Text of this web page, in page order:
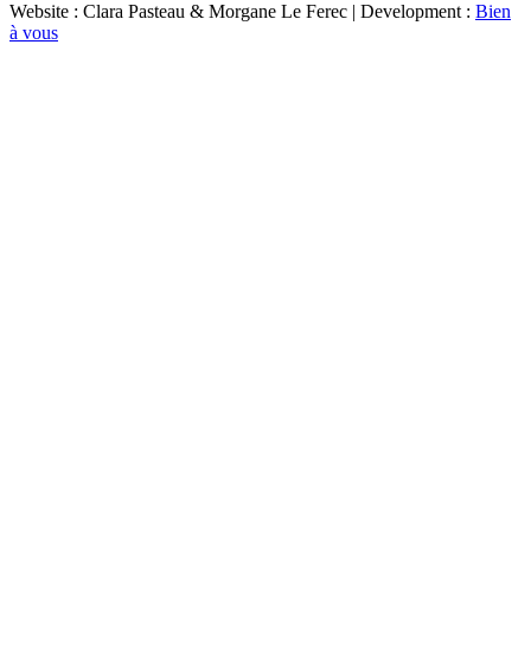
Website : Clara Pasteau & Morgane Le Ferec | Development : Bien
à vous